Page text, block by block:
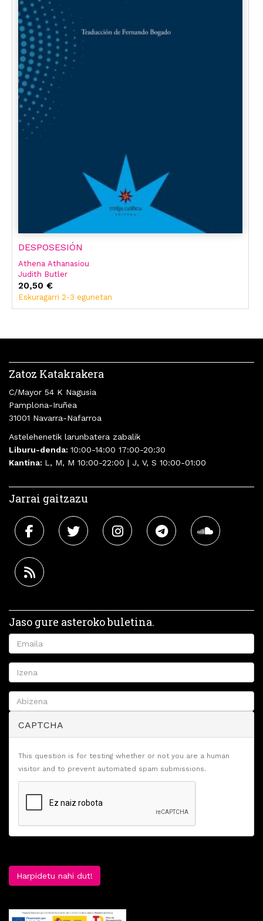
DESPOSESIÓN
Athena Athanasiou
Judith Butler
20,50 €
Eskuragarri 2-3 egunetan
Zatoz Katakrakera
C/Mayor 54 K Nagusia
Pamplona-Iruñea
31001 Navarra-Nafarroa
Astelehenetik larunbatera zabalik
Liburu-denda: 10:00-14:00 17:00-20:30
Kantina: L, M, M 10:00-22:00 | J, V, S 10:00-01:00
Jarrai gaitzazu
Jaso gure asteroko buletina.
CAPTCHA
This question is for testing whether or not you are a human
visitor and to prevent automated spam submissions.
Harpidetu nahi dut!